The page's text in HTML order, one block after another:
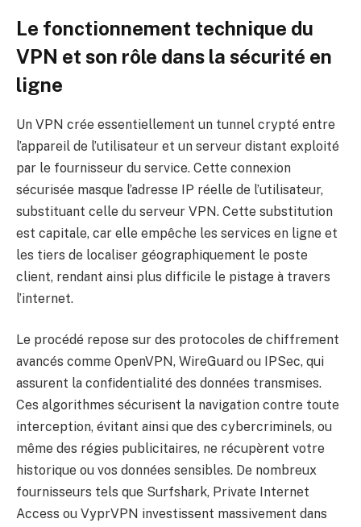
Le fonctionnement technique du
VPN et son rôle dans la sécurité en
ligne
Un VPN crée essentiellement un tunnel crypté entre
l’appareil de l’utilisateur et un serveur distant exploité
par le fournisseur du service. Cette connexion
sécurisée masque l’adresse IP réelle de l’utilisateur,
substituant celle du serveur VPN. Cette substitution
est capitale, car elle empêche les services en ligne et
les tiers de localiser géographiquement le poste
client, rendant ainsi plus difficile le pistage à travers
l’internet.
Le procédé repose sur des protocoles de chiffrement
avancés comme OpenVPN, WireGuard ou IPSec, qui
assurent la confidentialité des données transmises.
Ces algorithmes sécurisent la navigation contre toute
interception, évitant ainsi que des cybercriminels, ou
même des régies publicitaires, ne récupèrent votre
historique ou vos données sensibles. De nombreux
fournisseurs tels que Surfshark, Private Internet
Access ou VyprVPN investissent massivement dans